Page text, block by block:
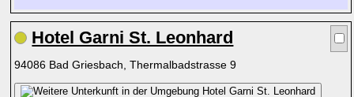
Hotel Garni St. Leonhard
94086 Bad Griesbach, Thermalbadstrasse 9